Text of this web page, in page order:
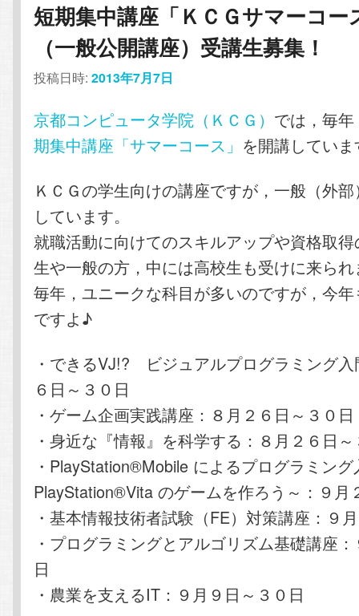
短期集中講座「ＫＣＧサマーコー
（一般公開講座）受講生募集！
投稿日時:2013年7月7日
京都コンピュータ学院（ＫＣＧ） では，毎
期集中講座「サマーコース」 を開講してい
ＫＣＧの学生向けの講座ですが，一般（外
しています。
就職活動に向けてのスキルアップや資格取
生や一般の方，中には高校生も受けに来ら
毎年，ユニークな科目が多いのですが，今
ですよ♪
・できるVJ!? ビジュアルプログラミング
６日～３０日
・ゲーム企画実践講座：８月２６日～３０日
・身近な『情報』を科学する：８月２６日
・PlayStation®Mobile によるプログラミン
PlayStation®Vita のゲームを作ろう～：９月
・基本情報技術者試験（FE）対策講座：９
・プログラミングとアルゴリズム基礎講座
日
・農業を支えるIT：９月９日～３０日